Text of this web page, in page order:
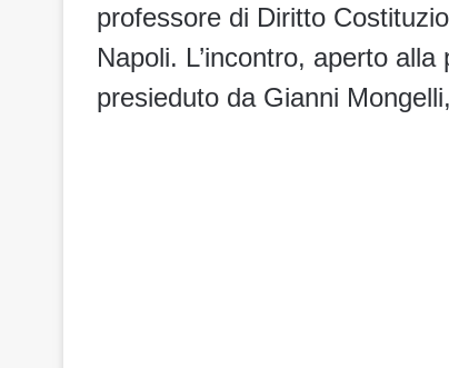
professore di Diritto
Napoli. L’incontro, aperto
presieduto da Gianni